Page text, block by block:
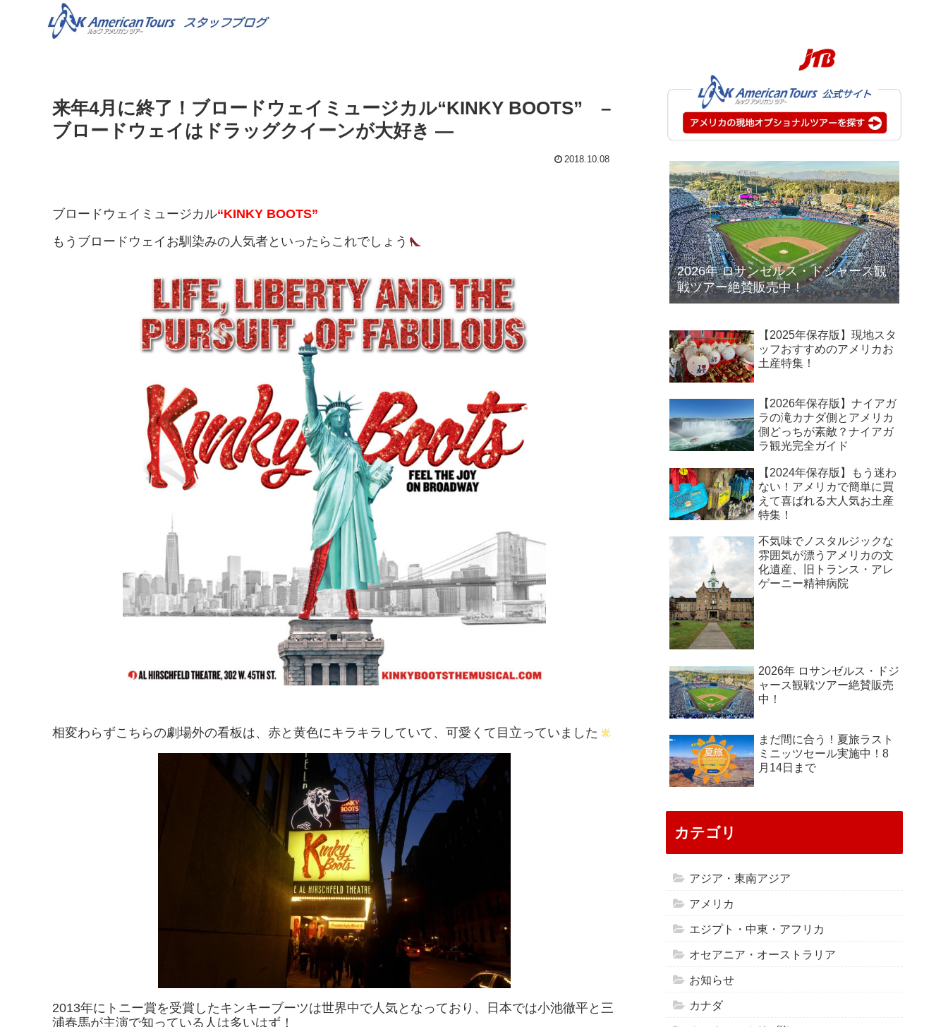
来年4月に終了！ブロードウェイミュージカル“KINKY BOOTS” –
ブロードウェイはドラッグクイーンが大好き —
2018.10.08
ブロードウェイミュージカル“KINKY BOOTS”
もうブロードウェイお馴染みの人気者といったらこれでしょう
相変わらずこちらの劇場外の看板は、赤と黄色にキラキラしていて、可愛くて目立っていました
2013年にトニー賞を受賞したキンキーブーツは世界中で人気となっており、日本では小池徹平と三
浦春馬が主演で知っている人は多いはず！
2026年 ロサンゼルス・ドジャース観
戦ツアー絶賛販売中！
【2025年保存版】現地スタ
ッフおすすめのアメリカお
土産特集！
【2026年保存版】ナイアガ
ラの滝カナダ側とアメリカ
側どっちが素敵？ナイアガ
ラ観光完全ガイド
【2024年保存版】もう迷わ
ない！アメリカで簡単に買
えて喜ばれる大人気お土産
特集！
不気味でノスタルジックな
雰囲気が漂うアメリカの文
化遺産、旧トランス・アレ
ゲーニー精神病院
2026年 ロサンゼルス・ドジ
ャース観戦ツアー絶賛販売
中！
まだ間に合う！夏旅ラスト
ミニッツセール実施中！8
月14日まで
カテゴリ
アジア・東南アジア
アメリカ
エジプト・中東・アフリカ
オセアニア・オーストラリア
お知らせ
カナダ